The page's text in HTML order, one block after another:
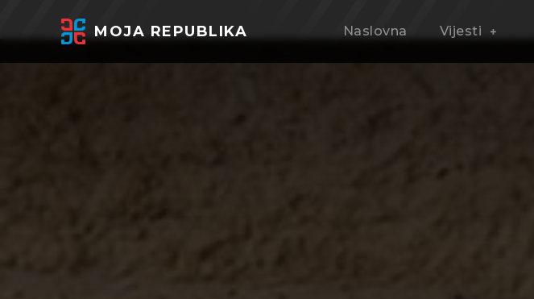
MOJA REPUBLIKA Naslovna Vijesti